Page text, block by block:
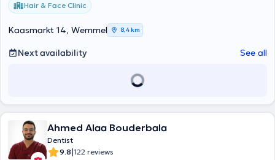
Hair & Face Clinic
Kaasmarkt 14, Wemmel 8,4 km
Next availability See all
Ahmed Alaa Bouderbala
Dentist
9.8|122 reviews